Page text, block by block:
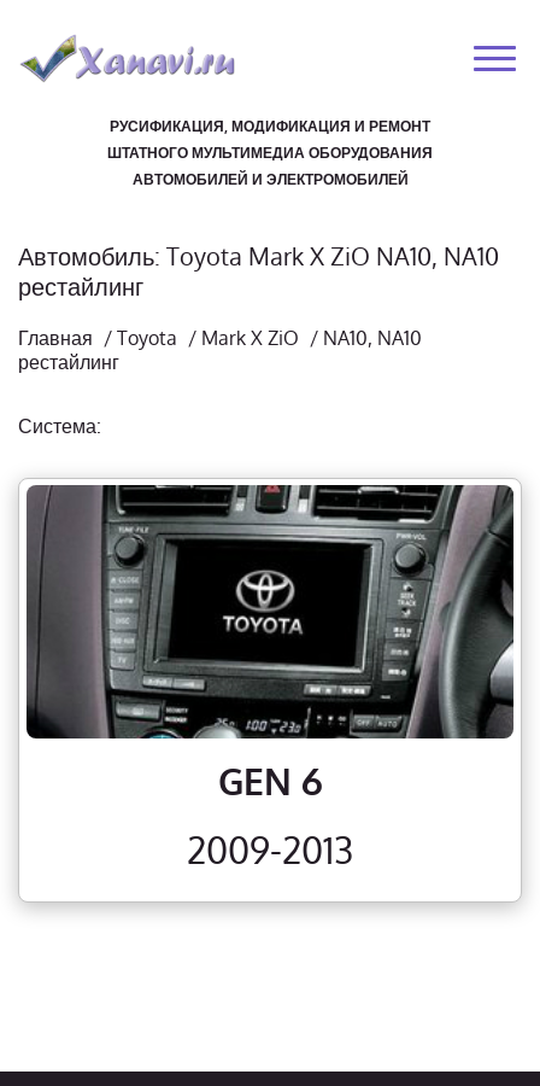
РУСИФИКАЦИЯ, МОДИФИКАЦИЯ И РЕМОНТ
ШТАТНОГО МУЛЬТИМЕДИА ОБОРУДОВАНИЯ
АВТОМОБИЛЕЙ И ЭЛЕКТРОМОБИЛЕЙ
Автомобиль: Toyota Mark X ZiO NA10, NA10
рестайлинг
Главная / Toyota / Mark X ZiO / NA10, NA10
рестайлинг
Система:
GEN 6
2009-2013